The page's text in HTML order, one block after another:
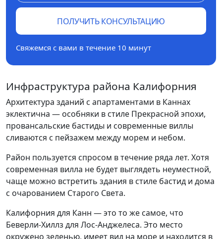
ПОЛУЧИТЬ КОНСУЛЬТАЦИЮ
Свяжемся с вами в течение 10 минут
Инфраструктура района Калифорния
Архитектура зданий с апартаментами в Каннах
эклектична — особняки в стиле Прекрасной эпохи,
провансальские бастиды и современные виллы
сливаются с пейзажем между морем и небом.
Район пользуется спросом в течение ряда лет. Хотя
современная вилла не будет выглядеть неуместной,
чаще можно встретить здания в стиле бастид и дома
с очарованием Старого Света.
Калифорния для Канн — это то же самое, что
Беверли-Хиллз для Лос-Анджелеса. Это место
окружено зеленью, имеет вид на море и находится в